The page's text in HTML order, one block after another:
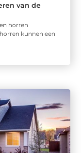
van de
horren
kunnen een